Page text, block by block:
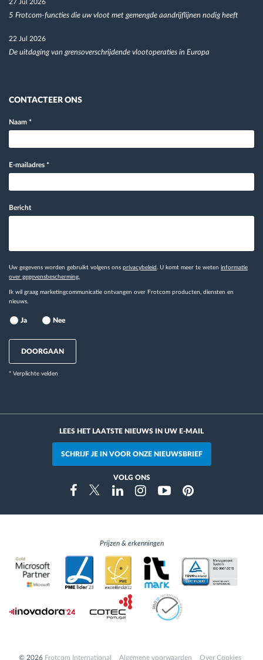
27 Jul 2026
5 Frotcom-functies die uw vloot met gemengde aandrijflijnen nodig heeft
22 Jul 2026
De uitdaging van grensoverschrijdende vlootoperaties in Europa
CONTACTEER ONS
Naam *
E-mailadres *
Bericht
Uw gegevens worden gebruikt volgens ons privacybeleid . U komt meer te weten informatie
over gegevensbescherming.
Ik wil graag marketingcommunicatie ontvangen over Frotcom producten, diensten en
nieuws.
Ja Nee
DOORGAAN
* Verplichte velden
LEES HET LAATSTE NIEUWS IN UW E-MAIL
SCHRIJF JE IN VOOR ONZE NIEUWSBRIEF
VOLG ONS
FacebookTwitterLinkedinInstragramYoutubePinterest
Prijzen & erkenningen
© 2026 Frotcom International Algemene voorwaarden Over Cookies